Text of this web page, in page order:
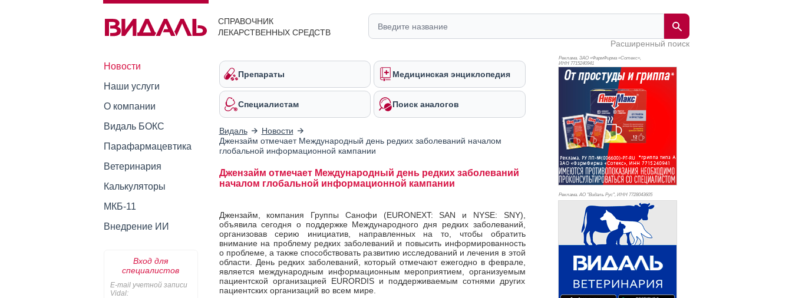
СПРАВОЧНИК
ЛЕКАРСТВЕННЫХ СРЕДСТВ
Расширенный поиск
Новости
Наши услуги
О компании
Видаль БОКС
Парафармацевтика
Ветеринария
Калькуляторы
МКБ-11
Внедрение ИИ
Вход для
специалистов
E-mail учетной записи
Vidal:
Препараты Медицинская энциклопедия
Специалистам Поиск аналогов
Видаль
Новости
Джензайм отмечает Международный день редких заболеваний началом
глобальной информационной кампании
Джензайм отмечает Международный день редких заболеваний
началом глобальной информационной кампании
Джензайм, компания Группы Санофи (EURONEXT: SAN и NYSE: SNY),
объявила сегодня о поддержке Международного дня редких заболеваний,
организовав серию инициатив, направленных на то, чтобы обратить
внимание на проблему редких заболеваний и повысить информированность
о проблеме, а также способствовать развитию исследований и лечения в этой
области. День редких заболеваний, который отмечают ежегодно в феврале,
является международным информационным мероприятием, организуемым
пациентской организацией EURORDIS и поддерживаемым сотнями других
пациентских организаций во всем мире.
Реклама. ЗАО «ФармФирма «Сотекс»,
ИНН 7715240941
Реклама. АО "Видаль Рус", ИНН 7728043605